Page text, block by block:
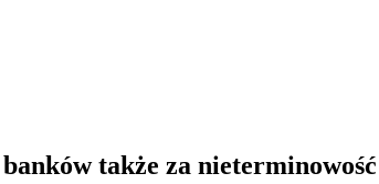
także za nieterminowość